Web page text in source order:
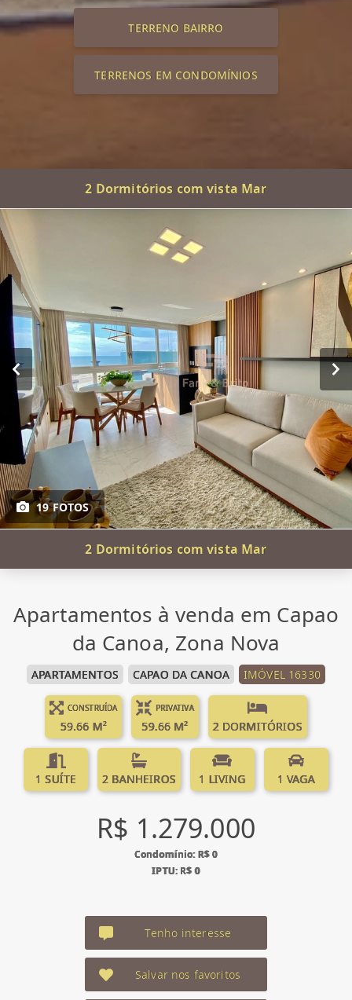
TERRENO BAIRRO
TERRENOS EM CONDOMÍNIOS
2 Dormitórios com vista Mar
19 FOTOS
2 Dormitórios com vista Mar
Apartamentos à venda em Capao
da Canoa, Zona Nova
APARTAMENTOS CAPAO DA CANOA IMÓVEL 16330
CONSTRUÍDA
59.66 M²
PRIVATIVA
59.66 M² 2 DORMITÓRIOS
1 SUÍTE 2 BANHEIROS 1 LIVING 1 VAGA
R$ 1.279.000
Condomínio: R$ 0
IPTU: R$ 0
Tenho interesse
Salvar nos favoritos